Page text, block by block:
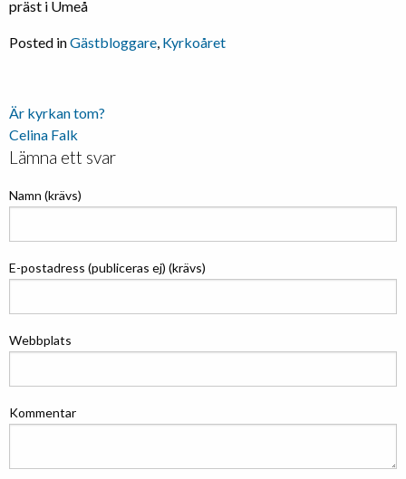
präst i Umeå
Posted inGästbloggare, Kyrkoåret
Inläggsnavigering
Är kyrkan tom?
Celina Falk
Lämna ett svar
Namn (krävs)
E-postadress (publiceras ej) (krävs)
Webbplats
Kommentar